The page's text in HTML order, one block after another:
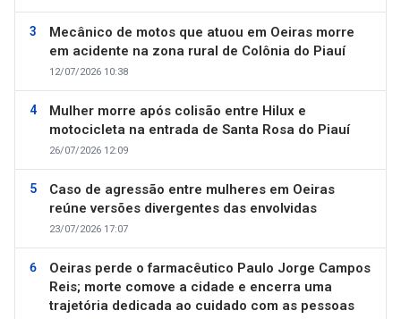
Mecânico de motos que atuou em Oeiras morre
em acidente na zona rural de Colônia do Piauí
12/07/2026 10:38
Mulher morre após colisão entre Hilux e
motocicleta na entrada de Santa Rosa do Piauí
26/07/2026 12:09
Caso de agressão entre mulheres em Oeiras
reúne versões divergentes das envolvidas
23/07/2026 17:07
Oeiras perde o farmacêutico Paulo Jorge Campos
Reis; morte comove a cidade e encerra uma
trajetória dedicada ao cuidado com as pessoas